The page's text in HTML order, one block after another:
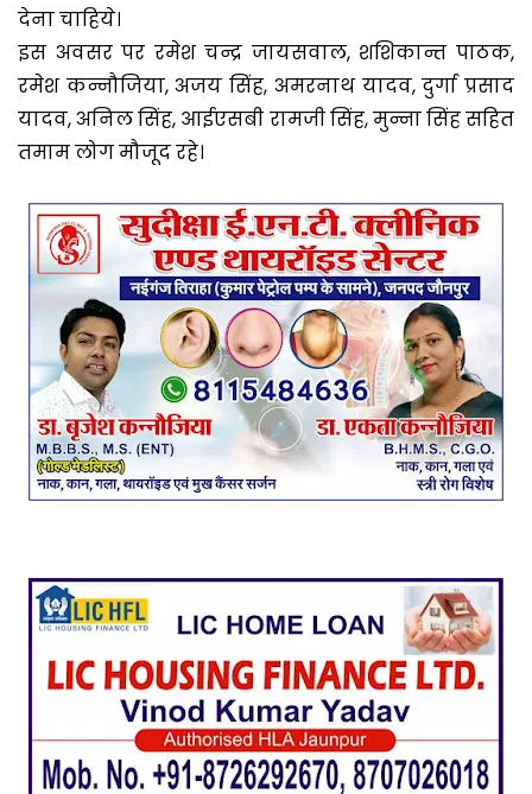
देना चाहिये।
इस अवसर पर रमेश चन्द्र जायसवाल, शशिकान्त पाठक,
रमेश कन्नौजिया, अजय सिंह, अमरनाथ यादव, दुर्गा प्रसाद
यादव, अनिल सिंह, आईएसबी रामजी सिंह, मुन्ना सिंह सहित
तमाम लोग मौजूद रहे।